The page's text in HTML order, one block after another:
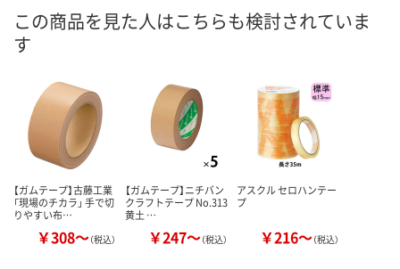
数量 数量
この商品を見た人はこちらも検討されていま
す
【ガムテープ】古藤工業
「現場のチカラ」 手で切
りやすい布…
￥308～（税込）
【ガムテープ】ニチバン
クラフトテープ No.313
黄土 …
￥247～（税込）
アスクル セロハンテー
プ
￥216～（税込）